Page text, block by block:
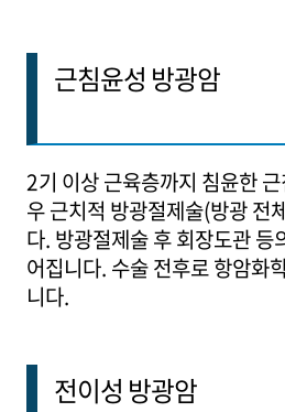
근침윤성 방광암
2기 이상 근육층까지 침윤한
우 근치적 방광절제술(방광 전
다. 방광절제술 후 회장도관 등
어집니다. 수술 전후로 항암화
니다.
전이성 방광암